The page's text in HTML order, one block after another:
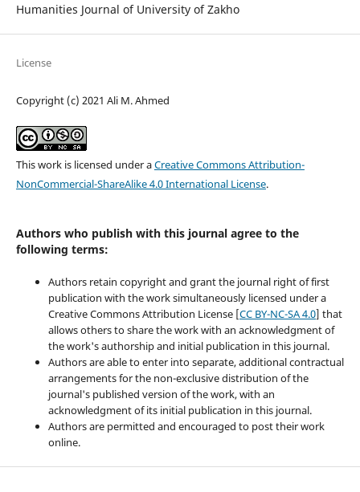
Humanities Journal of University of Zakho
License
Copyright (c) 2021 Ali M. Ahmed
This work is licensed under aCreative Commons Attribution-
NonCommercial-ShareAlike 4.0 International License.
Authors who publish with this journal agree to the
following terms:
Authors retain copyright and grant the journal right of first
publication with the work simultaneously licensed under a
Creative Commons Attribution License [CC BY-NC-SA 4.0] that
allows others to share the work with an acknowledgment of
the work's authorship and initial publication in this journal.
Authors are able to enter into separate, additional contractual
arrangements for the non-exclusive distribution of the
journal's published version of the work, with an
acknowledgment of its initial publication in this journal.
Authors are permitted and encouraged to post their work
online.